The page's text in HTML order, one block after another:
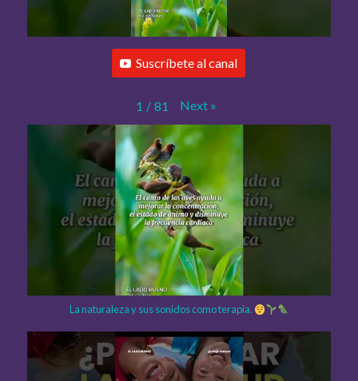
Suscríbete al canal
1 / 81 Next »
La naturaleza y sus sonidos como terapia.